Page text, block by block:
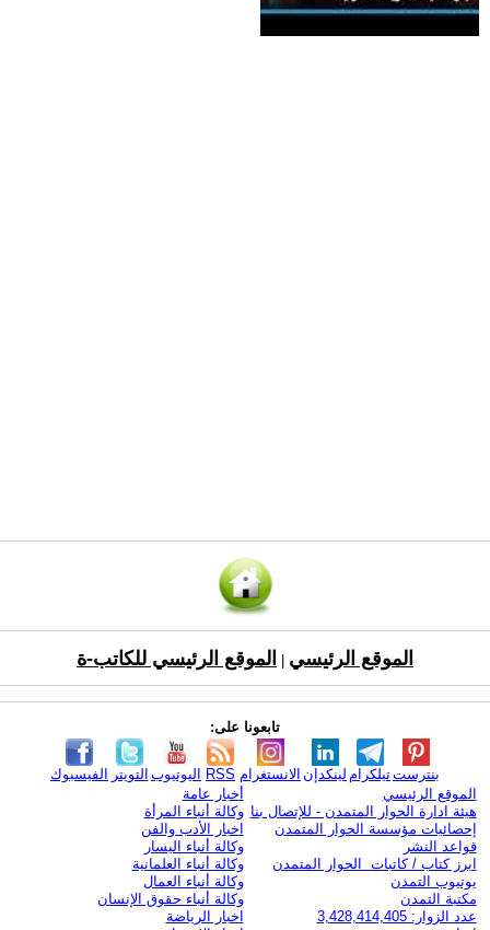
الموقع الرئيسي الموقع الرئيسي للكاتب-ة
تابعونا على:
الفيسبوك التويتر اليوتيوب RSS الانستغرام لينكدإن تيلكرامبنترست
الموقع الرئيسي
هيئة ادارة الحوار المتمدن - للإتصال بنا
إحصائيات مؤسسة الحوار المتمدن
قواعد النشر
ابرز كتاب / كاتبات الحوار المتمدن
يوتيوب التمدن
مكتبة التمدن
عدد الزوار: 3,428,414,405
أخبار عامة
وكالة أنباء المرأة
اخبار الأدب والفن
وكالة أنباء اليسار
وكالة أنباء العلمانية
وكالة أنباء العمال
وكالة أنباء حقوق الإنسان
اخبار الرياضة